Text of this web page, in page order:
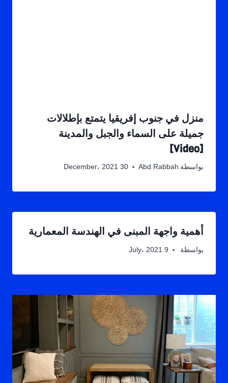
منزل في جنوب إفريقيا يتمتع بإطلالات
جميلة على السماء والجبل والمدينة
[Video]
بواسطة Abd Rabbah 30 December، 2021
أهمية واجهة المبنى في الهندسة المعمارية
بواسطة 9 July، 2021